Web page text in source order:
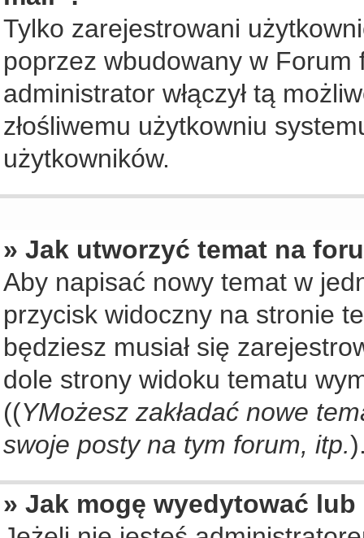
Tylko zarejestrowani
poprzez wbudowany w Forum
administrator włączył tą
złośliwemu użytkowniu
użytkowników.
» Jak utworzyć temat na
Aby napisać nowy temat w
przycisk widoczny na stronie
będziesz musiał się
dole strony widoku tematu
((YMożesz zakładać nowe
swoje posty na tym forum, itp.
» Jak mogę wyedytować